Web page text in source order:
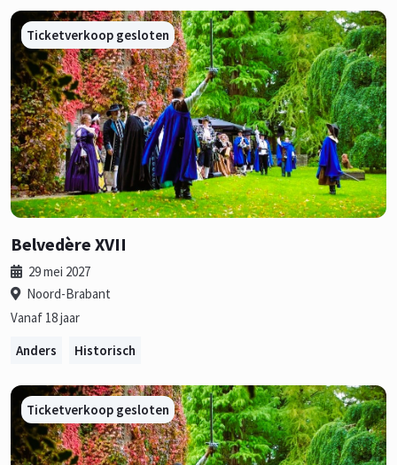
Ticketverkoop gesloten
Belvedère XVII
29 mei 2027
Noord-Brabant
Vanaf 18 jaar
Anders
Historisch
Ticketverkoop gesloten